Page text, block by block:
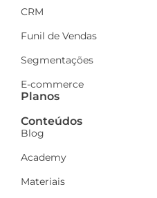
CRM
Funil de Vendas
Segmentações
E-commerce
Planos
Conteúdos
Blog
Academy
Materiais